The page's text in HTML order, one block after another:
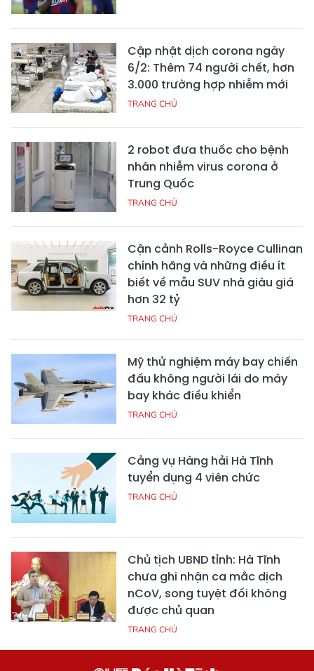
Cập nhật dịch corona ngày
6/2: Thêm 74 người chết, hơn
3.000 trường hợp nhiễm mới
TRANG CHỦ
2 robot đưa thuốc cho bệnh
nhân nhiễm virus corona ở
Trung Quốc
TRANG CHỦ
Cận cảnh Rolls-Royce Cullinan
chính hãng và những điều ít
biết về mẫu SUV nhà giàu giá
hơn 32 tỷ
TRANG CHỦ
Mỹ thử nghiệm máy bay chiến
đấu không người lái do máy
bay khác điều khiển
TRANG CHỦ
Cảng vụ Hàng hải Hà Tĩnh
tuyển dụng 4 viên chức
TRANG CHỦ
Chủ tịch UBND tỉnh: Hà Tĩnh
chưa ghi nhận ca mắc dịch
nCoV, song tuyệt đối không
được chủ quan
TRANG CHỦ